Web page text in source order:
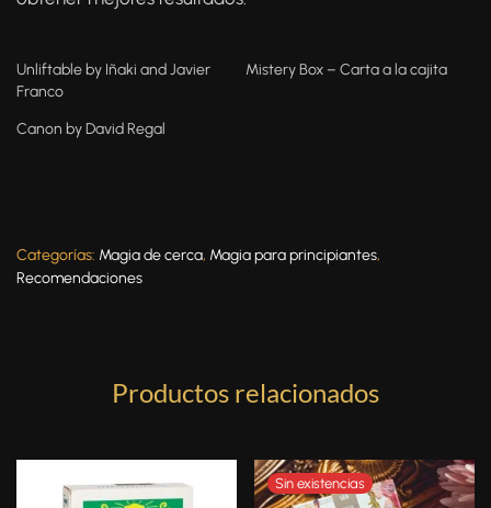
Unliftable by Iñaki and Javier
Franco
Mistery Box – Carta a la cajita
Canon by David Regal
Categorías: Magia de cerca, Magia para principiantes,
Recomendaciones
Productos relacionados